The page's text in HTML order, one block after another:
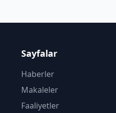
Sayfalar
Haberler
Makaleler
Faaliyetler